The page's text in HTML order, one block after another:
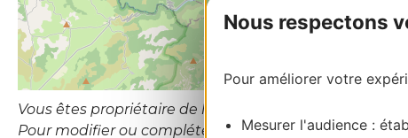
Nous respectons
Pour améliorer votre
Mesurer l'audience :
Vous êtes propriétaire de l’établissement ou le
Pour modifier ou compléter cette fiche, merci de